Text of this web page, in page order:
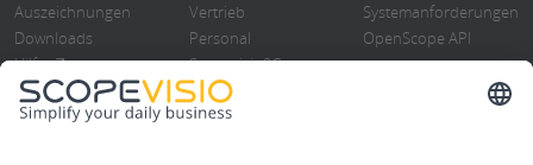
Auszeichnungen
Downloads
Hilfe
Kontakt
Vertrieb
Personal
Scopevisio2Go
Cloud ERP-Software
Systemanforderungen
OpenScope API
Infos